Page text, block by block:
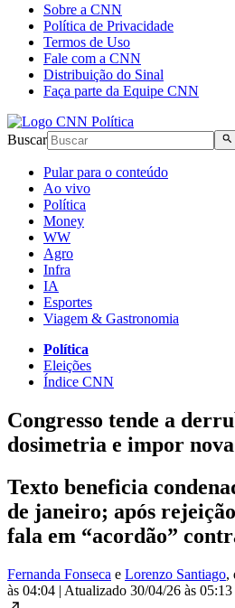
Sobre a CNN
Política de Privacidade
Termos de Uso
Fale com a CNN
Distribuição do Sinal
Faça parte da Equipe CNN
Buscar
Pular para o conteúdo
Ao vivo
Política
Money
WW
Agro
Infra
IA
Esportes
Viagem & Gastronomia
Política
Eleições
Índice CNN
Congresso tende a
dosimetria e impor
Texto beneficia
de janeiro; após
fala em “acordão”
Fernanda Fonseca e Lorenzo Santiago,
às 04:04 | Atualizado 30/04/26 às 05:13